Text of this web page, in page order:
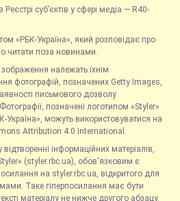
суб’єктів у сфері медіа — R40-
«РБК-Україна», який розповідає про
читати поза новинами.
зображення належать їхнім
фотографій, позначених Getty Images,
письмового дозволу
позначені логотипом «Styler»
Україна», можуть використовуватися на
Attribution 4.0 International.
інформаційних матеріалів,
(styler.rbc.ua), обов'язковим є
на styler.rbc.ua, відкритого для
Таке гіперпосилання має бути
матеріалу не нижче другого абзацу.